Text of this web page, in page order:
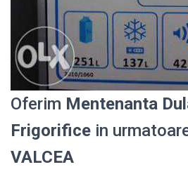
Oferim Mentenanta
Frigorifice in
VALCEA